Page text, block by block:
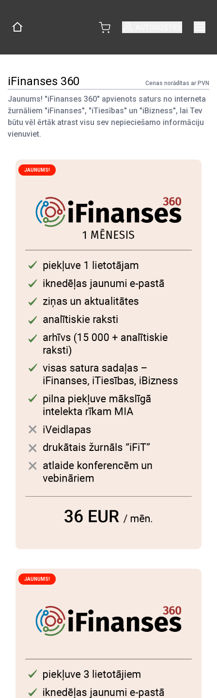
iFinanses 360 Cenas norādītas ar PVN
Jaunums! "iFinanses 360" apvienots saturs no interneta
žurnāliem "iFinanses", "iTiesības" un "iBizness", lai Tev
būtu vēl ērtāk atrast visu sev nepieciešamo informāciju
vienuviet.
JAUNUMS!
JAUNUMS!